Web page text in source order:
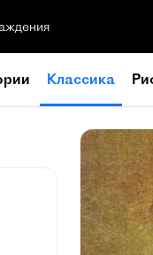
Классика